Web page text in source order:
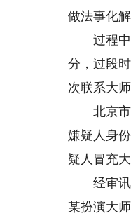
做法事化
过程中，
分，过段
次联系大
北京市公
嫌疑人身
疑人冒充
经审讯，
某扮演大